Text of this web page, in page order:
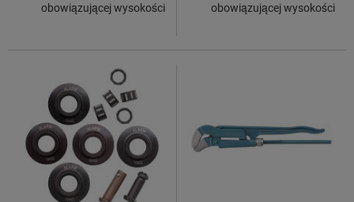
obowiązującej wysokości
obowiązującej wysokości